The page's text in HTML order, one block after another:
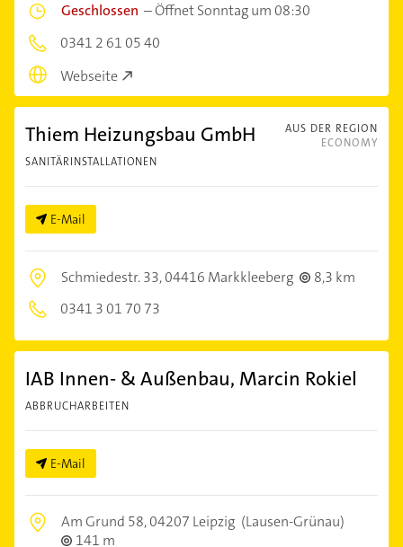
Geschlossen –Öffnet Sonntag um 08:30
0341 2 61 05 40
Webseite
AUS DER REGION
ECONOMY
Thiem Heizungsbau GmbH
SANITÄRINSTALLATIONEN
E-Mail
Schmiedestr. 33,04416 Markkleeberg
8,3 km
0341 3 01 70 73
IAB Innen- & Außenbau, Marcin Rokiel
ABBRUCHARBEITEN
E-Mail
Am Grund 58,04207 Leipzig (Lausen-Grünau)
141 m